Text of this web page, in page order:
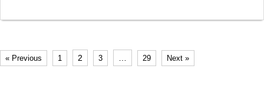
« Previous 1 2 3 29 Next »